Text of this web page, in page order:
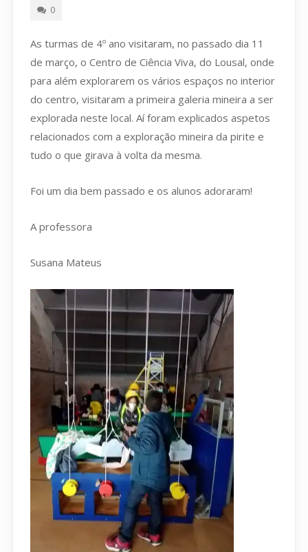
0
As turmas de 4º ano visitaram, no passado dia 11
de março, o Centro de Ciência Viva, do Lousal, onde
para além explorarem os vários espaços no interior
do centro, visitaram a primeira galeria mineira a ser
explorada neste local. Aí foram explicados aspetos
relacionados com a exploração mineira da pirite e
tudo o que girava à volta da mesma.
Foi um dia bem passado e os alunos adoraram!
A professora
Susana Mateus